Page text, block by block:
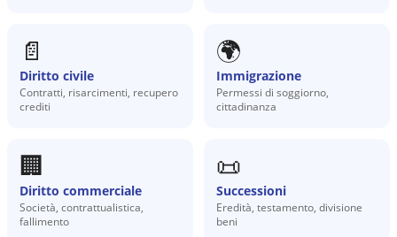
📄
Diritto civile
Contratti, risarcimenti, recupero
crediti
🌍
Immigrazione
Permessi di soggiorno,
cittadinanza
🏢
Diritto commerciale
Società, contrattualistica,
fallimento
📜
Successioni
Eredità, testamento, divisione
beni